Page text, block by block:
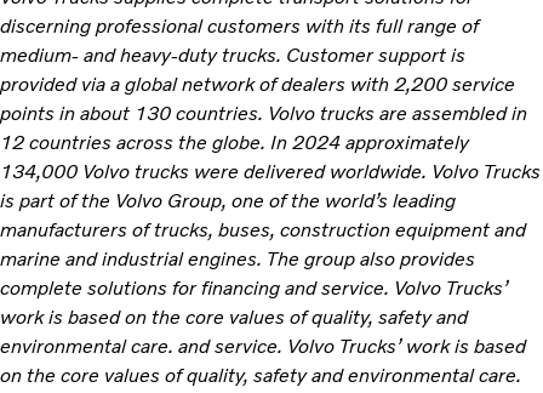
discerning professional customers with its full range of
medium- and heavy-duty trucks. Customer support is
provided via a global network of dealers with 2,200 service
points in about 130 countries. Volvo trucks are assembled in
12 countries across the globe. In 2024 approximately
134,000 Volvo trucks were delivered worldwide. Volvo Trucks
is part of the Volvo Group, one of the world’s leading
manufacturers of trucks, buses, construction equipment and
marine and industrial engines. The group also provides
complete solutions for financing and service. Volvo Trucks’
work is based on the core values of quality, safety and
environmental care. and service. Volvo Trucks’ work is based
on the core values of quality, safety and environmental care.